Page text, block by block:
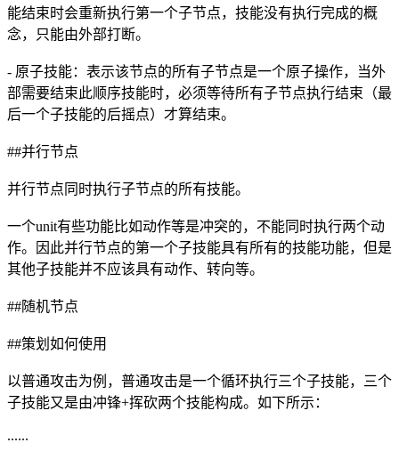
能结束时会重新执行第一个子节点，技能没有执行完成的概
念，只能由外部打断。
- 原子技能：表示该节点的所有子节点是一个原子操作，当外
部需要结束此顺序技能时，必须等待所有子节点执行结束（最
后一个子技能的后摇点）才算结束。
##并行节点
并行节点同时执行子节点的所有技能。
一个unit有些功能比如动作等是冲突的，不能同时执行两个动
作。因此并行节点的第一个子技能具有所有的技能功能，但是
其他子技能并不应该具有动作、转向等。
##随机节点
##策划如何使用
以普通攻击为例，普通攻击是一个循环执行三个子技能，三个
子技能又是由冲锋+挥砍两个技能构成。如下所示：
......